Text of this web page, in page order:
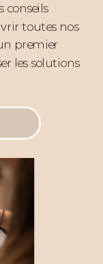
conseils
toutes nos
premier
les solutions